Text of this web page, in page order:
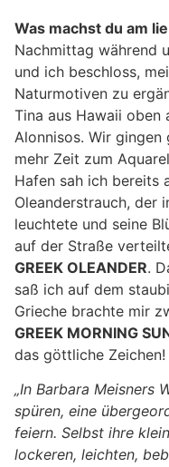
Was machst du am
Nachmittag während
und ich beschloss,
Naturmotiven zu
Tina aus Hawaii
Alonnisos. Wir
mehr Zeit zum
Hafen sah ich bereits
Oleanderstrauch, der
leuchtete und seine
auf der Straße
GREEK OLEANDER.
saß ich auf dem
Grieche brachte mir
GREEK MORNING
das göttliche Zeichen!
„In Barbara Meisners
spüren, eine
feiern. Selbst ihre
lockeren, leichten,